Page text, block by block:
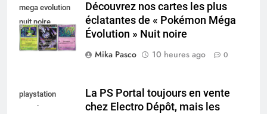
mega evolution
nuit noire
Découvrez nos cartes les plus
éclatantes de « Pokémon Méga
Évolution » Nuit noire
Mika Pasco
10 heures ago 0
playstation
portal pro
La PS Portal toujours en vente
chez Electro Dépôt, mais les